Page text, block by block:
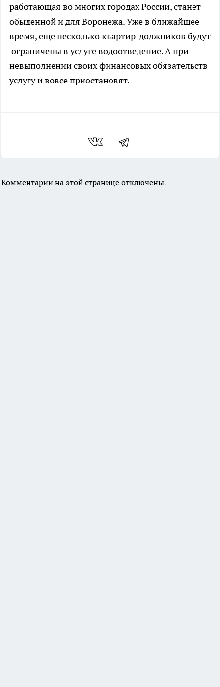
работающая во многих городах России, станет
обыденной и для Воронежа. Уже в ближайшее
время, еще несколько квартир-должников будут
ограничены в услуге водоотведение. А при
невыполнении своих финансовых обязательств
услугу и вовсе приостановят.
Комментарии на этой странице отключены.